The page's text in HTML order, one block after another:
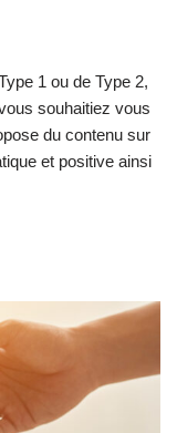
1 ou de Type 2,
souhaitiez vous
du contenu sur
et positive ainsi